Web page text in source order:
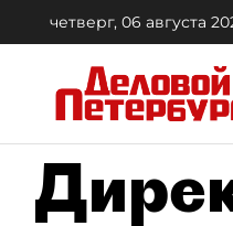
четверг, 06 августа